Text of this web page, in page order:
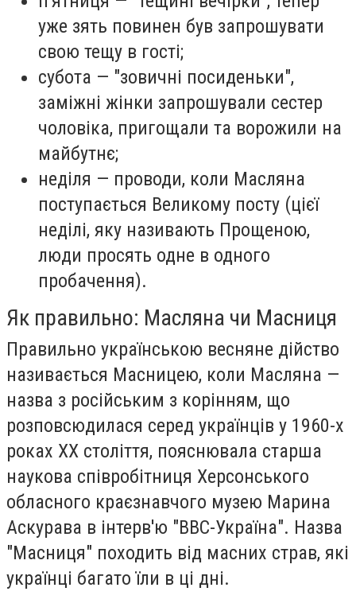
уже зять повинен був запрошувати
свою тещу в гості;
субота — "зовичні посиденьки",
заміжні жінки запрошували сестер
чоловіка, пригощали та ворожили на
майбутнє;
неділя — проводи, коли Масляна
поступається Великому посту (цієї
неділі, яку називають Прощеною,
люди просять одне в одного
пробачення).
Як правильно: Масляна чи Масниця
Правильно українською весняне дійство
називається Масницею, коли Масляна —
назва з російським з корінням, що
розповсюдилася серед українців у 1960-х
роках XX століття, пояснювала старша
наукова співробітниця Херсонського
обласного краєзнавчого музею Марина
Аскурава в інтерв'ю "BBC-Україна". Назва
"Масниця" походить від масних страв, які
українці багато їли в ці дні.